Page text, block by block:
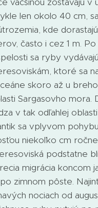
len okolo 40 cm,
kde
často i cez 1 m. Po
sa ryby
ktoré sa
skoro až u
Sargasovho mora.
v tak odľahlej
sa vplyvom
niekoľko cm
podstatne
migrácia koncom
zimnom pôste.
nociach od